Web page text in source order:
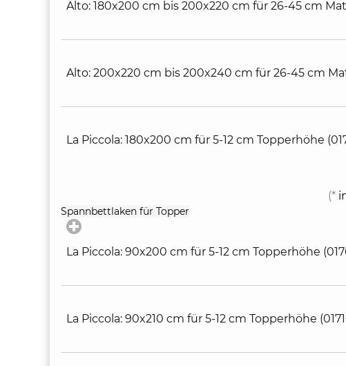
Alto: 180x200 cm bis 200x220 cm für 26-45 cm
Alto: 200x220 cm bis 200x240 cm für 26-45 cm
La Piccola: 180x200 cm für 5-12 cm Topperhöhe
(*
Spannbettlaken für Topper
contents
La Piccola: 90x200 cm für 5-12 cm Topperhöhe
La Piccola: 90x210 cm für 5-12 cm Topperhöhe